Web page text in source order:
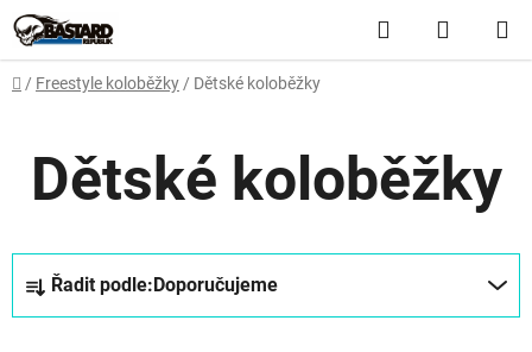
Přejít
na
obsah
Hledat
KOŠÍK
Domů
/ Freestyle koloběžky / Dětské koloběžky
Dětské koloběžky
z
Řadit podle:Doporučujeme